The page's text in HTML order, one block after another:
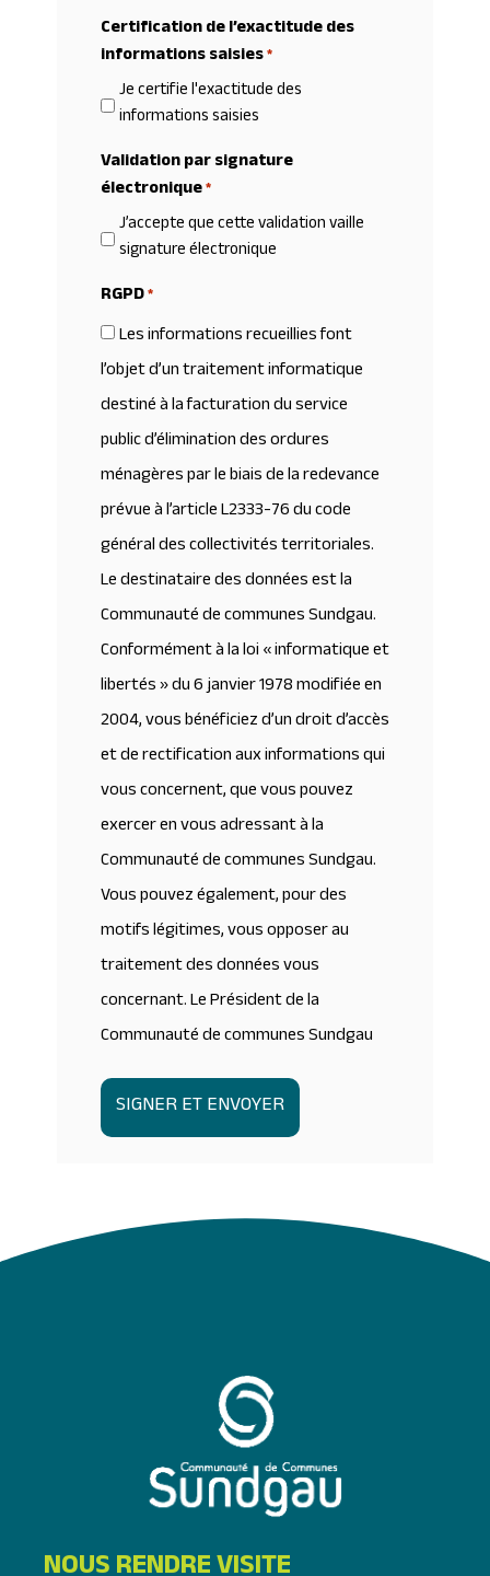
Certification de l’exactitude des
informations saisies*
Je certifie l'exactitude des
informations saisies
Validation par signature
électronique*
J’accepte que cette validation vaille
signature électronique
RGPD*
Les informations recueillies font
l’objet d’un traitement informatique
destiné à la facturation du service
public d’élimination des ordures
ménagères par le biais de la redevance
prévue à l’article L2333-76 du code
général des collectivités territoriales.
Le destinataire des données est la
Communauté de communes Sundgau.
Conformément à la loi « informatique et
libertés » du 6 janvier 1978 modifiée en
2004, vous bénéficiez d’un droit d’accès
et de rectification aux informations qui
vous concernent, que vous pouvez
exercer en vous adressant à la
Communauté de communes Sundgau.
Vous pouvez également, pour des
motifs légitimes, vous opposer au
traitement des données vous
concernant. Le Président de la
Communauté de communes Sundgau